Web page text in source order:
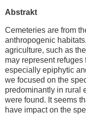
Abstrakt
Cemeteries are from
anthropogenic
agriculture, such as
may represent refuges
especially epiphytic
we focused on the
predominantly in rural
were found. It seems
have impact on the